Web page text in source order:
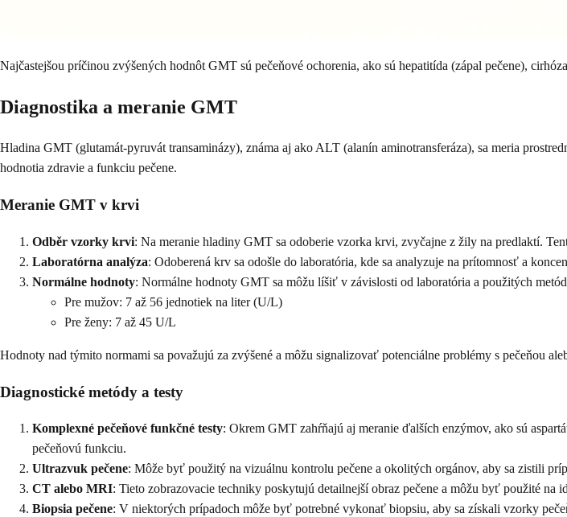
Najčastejšou príčinou zvýšených hodnôt GMT sú pečeňové ochorenia, ako sú hepatitída (zápal pečene),
Diagnostika a meranie GMT
Hladina GMT (glutamát-pyruvát transaminázy), známa aj ako ALT (alanín aminotransferáza), sa meria
hodnotia zdravie a funkciu pečene.
Meranie GMT v krvi
Odběr vzorky krvi: Na meranie hladiny GMT sa odoberie vzorka krvi, zvyčajne z žily na predlaktí.
Laboratórna analýza: Odoberená krv sa odošle do laboratória, kde sa analyzuje na prítomnosť a
Normálne hodnoty: Normálne hodnoty GMT sa môžu líšiť v závislosti od laboratória a použitých
Pre mužov: 7 až 56 jednotiek na liter (U/L)
Pre ženy: 7 až 45 U/L
Hodnoty nad týmito normami sa považujú za zvýšené a môžu signalizovať potenciálne problémy s pečeňou
Diagnostické metódy a testy
Komplexné pečeňové funkčné testy: Okrem GMT zahŕňajú aj meranie ďalších enzýmov, ako sú
pečeňovú funkciu.
Ultrazvuk pečene: Môže byť použitý na vizuálnu kontrolu pečene a okolitých orgánov, aby sa zistili
CT alebo MRI: Tieto zobrazovacie techniky poskytujú detailnejší obraz pečene a môžu byť použité
Biopsia pečene: V niektorých prípadoch môže byť potrebné vykonať biopsiu, aby sa získali vzorky